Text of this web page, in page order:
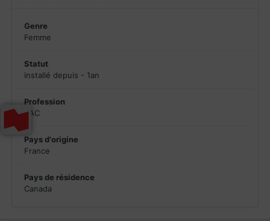
Genre
Femme
Statut
installé depuis - 1an
Profession
SAC
Pays d'origine
France
Pays de résidence
Canada